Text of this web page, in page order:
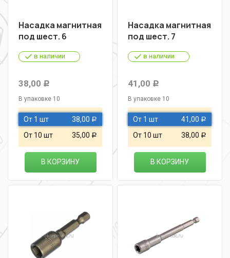
Насадка магнитная
под шест. 6
в наличии
38,00 Р
В упаковке 10
От 1 шт 38,00 Р
От 10 шт 35,00 Р
В КОРЗИНУ
Насадка магнитная
под шест. 7
в наличии
41,00 Р
В упаковке 10
От 1 шт 41,00 Р
От 10 шт 38,00 Р
В КОРЗИНУ